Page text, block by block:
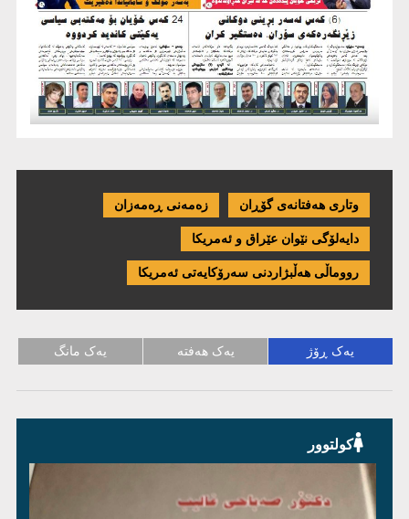
وتاری هەفتانەی گۆڕان زەمەنی ڕەمەزان
دایەلۆگی نێوان عێراق و ئەمریكا
رووماڵی هەڵبژاردنی سەرۆکایەتی ئەمریکا
یەک ڕۆژ یەک هەفتە یەک مانگ
کولتوور